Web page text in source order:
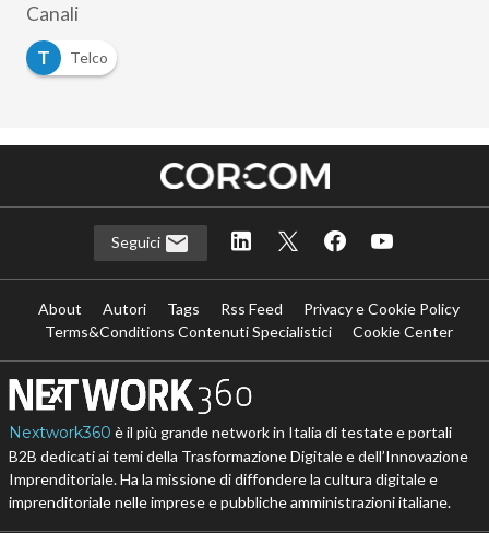
Canali
T
Telco
Seguici
About Autori Tags Rss Feed
Privacy e Cookie Policy
Terms&Conditions Contenuti Specialistici
Cookie Center
Nextwork360 è il più grande network in Italia di testate e portali
B2B dedicati ai temi della Trasformazione Digitale e dell’Innovazione
Imprenditoriale. Ha la missione di diffondere la cultura digitale e
imprenditoriale nelle imprese e pubbliche amministrazioni italiane.